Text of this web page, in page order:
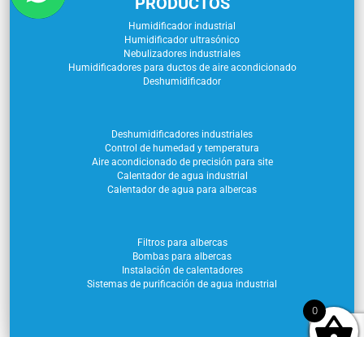
Humidificador industrial
Humidificador ultrasónico
Nebulizadores industriales
Humidificadores para ductos de aire acondicionado
Deshumidificador
Deshumidificadores industriales
Control de humedad y temperatura
Aire acondicionado de precisión para site
Calentador de agua industrial
Calentador de agua para albercas
Filtros para albercas
Bombas para albercas
Instalación de calentadores
Sistemas de purificación de agua industrial
0